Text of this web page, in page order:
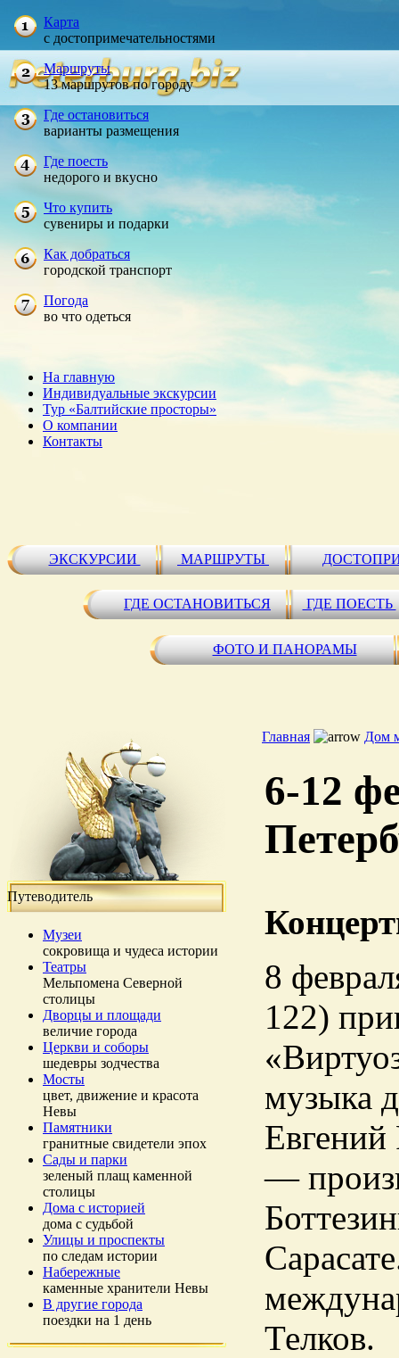
Карта
с достопримечательностями
Маршруты
13 маршрутов по городу
Где остановиться
варианты размещения
Где поесть
недорого и вкусно
Что купить
сувениры и подарки
Как добраться
городской транспорт
Погода
во что одеться
На главную
Индивидуальные экскурсии
Тур «Балтийские просторы»
О компании
Контакты
ЭКСКУРСИИ МАРШРУТЫ
ГДЕ ОСТАНОВИТЬСЯ ГДЕ ПОЕСТЬ
ФОТО И ПАНОРАМЫ
Путеводитель
Музеи
сокровища и чудеса истории
Театры
Мельпомена Северной
столицы
Дворцы и площади
величие города
Церкви и соборы
шедевры зодчества
Мосты
цвет, движение и красота
Невы
Памятники
гранитные свидетели эпох
Сады и парки
зеленый плащ каменной
столицы
Дома с историей
дома с судьбой
Улицы и проспекты
по следам истории
Набережные
каменные хранители Невы
В другие города
поездки на 1 день
Главная Дом
6-12
8
122)
музыка
—
Телков.